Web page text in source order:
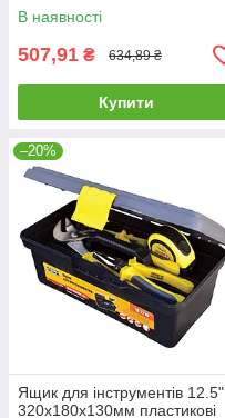
В наявності
507,91 ₴ 634,89 ₴
Купити
–20%
Ящик для інструментів 12.5"
320х180х130мм пластикові